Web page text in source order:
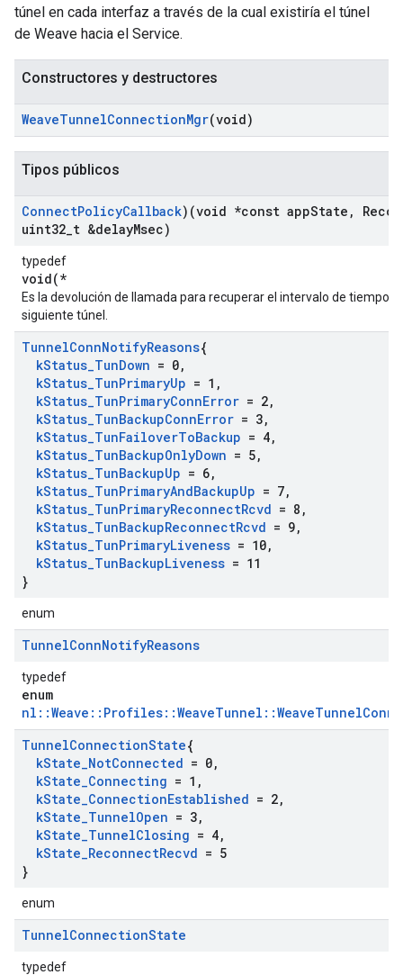
túnel en cada interfaz a través de la cual existiría el túnel
de Weave hacia el Service.
Constructores y destructores
WeaveTunnelConnectionMgr(void)
Tipos públicos
ConnectPolicyCallback)(void *const appState ,
uint32 t &delayMsec)
typedef
void(*
Es la devolución de llamada para recuperar el intervalo de tiempo
siguiente túnel.
TunnelConnNotifyReasons{
kStatus_TunDown = 0,
kStatus_TunPrimaryUp = 1 ,
kStatus_TunPrimaryConnError = 2,
kStatus_TunBackupConnError = 3,
kStatus_TunFailoverToBackup = 4,
kStatus_TunBackupOnlyDown = 5,
kStatus_TunBackupUp = 6,
kStatus_TunPrimaryAndBackupUp = 7,
kStatus_TunPrimaryReconnectRcvd = 8 ,
kStatus_TunBackupReconnectRcvd = 9,
kStatus_TunPrimaryLiveness = 10,
kStatus_TunBackupLiveness = 11
}
enum
TunnelConnNotifyReasons
typedef
enum
TunnelConnectionState{
kState_NotConnected = 0,
kState_Connecting = 1 ,
kState_ConnectionEstablished = 2,
kState_TunnelOpen = 3,
kState_TunnelClosing = 4,
kState_ReconnectRecvd = 5
}
enum
TunnelConnectionState
typedef